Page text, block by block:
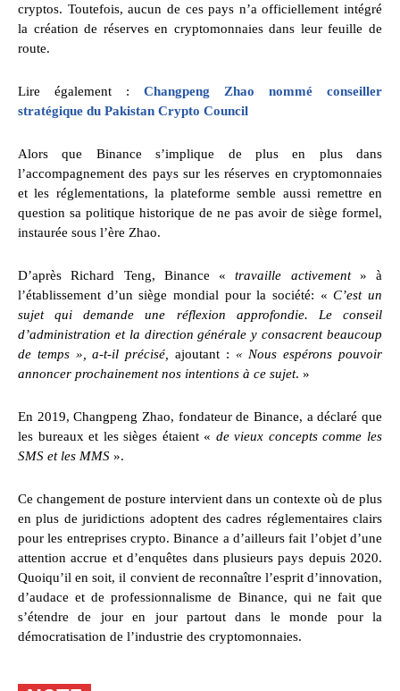
cryptos. Toutefois, aucun de ces pays n’a officiellement intégré
la création de réserves en cryptomonnaies dans leur feuille de
route.
Lire également : Changpeng Zhao nommé conseiller
stratégique du Pakistan Crypto Council
Alors que Binance s’implique de plus en plus dans
l’accompagnement des pays sur les réserves en cryptomonnaies
et les réglementations, la plateforme semble aussi remettre en
question sa politique historique de ne pas avoir de siège formel,
instaurée sous l’ère Zhao.
D’après Richard Teng, Binance «travaille activement» à
l’établissement d’un siège mondial pour la société: «C’est un
sujet qui demande une réflexion approfondie. Le conseil
d’administration et la direction générale y consacrent beaucoup
de temps », a-t-il précisé, ajoutant : « Nous espérons pouvoir
annoncer prochainement nos intentions à ce sujet. »
En 2019, Changpeng Zhao, fondateur de Binance, a déclaré que
les bureaux et les sièges étaient « de vieux concepts comme les
SMS et les MMS ».
Ce changement de posture intervient dans un contexte où de plus
en plus de juridictions adoptent des cadres réglementaires clairs
pour les entreprises crypto. Binance a d’ailleurs fait l’objet d’une
attention accrue et d’enquêtes dans plusieurs pays depuis 2020.
Quoiqu’il en soit, il convient de reconnaître l’esprit d’innovation,
d’audace et de professionnalisme de Binance, qui ne fait que
s’étendre de jour en jour partout dans le monde pour la
démocratisation de l’industrie des cryptomonnaies.